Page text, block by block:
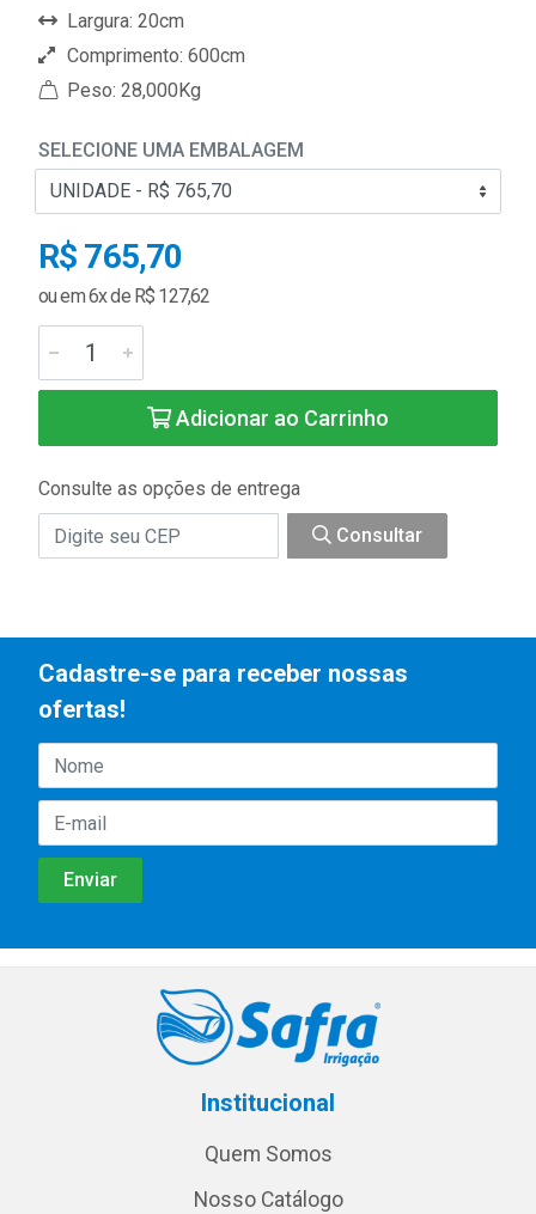
Largura: 20cm
Comprimento: 600cm
Peso: 28,000Kg
SELECIONE UMA EMBALAGEM
R$ 765,70
ou em 6x de R$ 127,62
Adicionar ao Carrinho
Consulte as opções de entrega
Consultar
Cadastre-se para receber nossas
ofertas!
Institucional
Quem Somos
Nosso Catálogo